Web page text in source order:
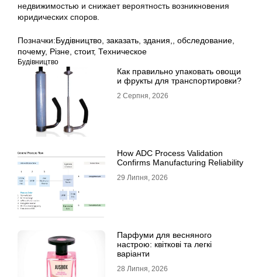
недвижимостью и снижает вероятность возникновения
юридических споров.
Позначки:Будівництво заказать здания, обследование
почему, Різне стоит, Техническое
Будівництво
Как правильно упаковать овощи
и фрукты для транспортировки?
2 Серпня, 2026
How ADC Process Validation
Confirms Manufacturing Reliability
29 Липня, 2026
Парфуми для весняного
настрою: квіткові та легкі
варіанти
28 Липня, 2026